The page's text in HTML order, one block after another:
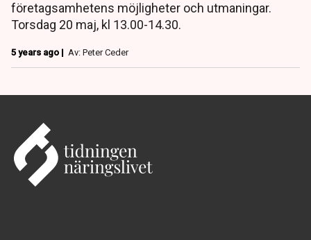
företagsamhetens möjligheter och utmaningar.
Torsdag 20 maj, kl 13.00-14.30.
5 years ago | Av: Peter Ceder